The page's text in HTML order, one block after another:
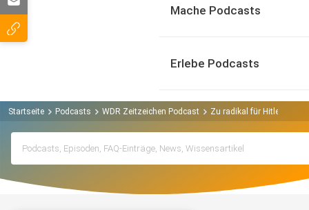
Mache Podcasts
Erlebe Podcasts
Startseite Podcasts WDR Zeitzeichen Podcast Zu radikal für Hitler: